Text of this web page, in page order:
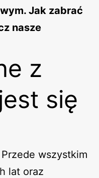
Jak zabrać
nasze
z
się
Przede wszystkim
lat oraz